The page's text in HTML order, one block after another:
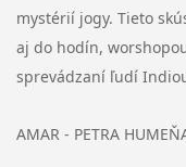
mystérií jogy. Tieto
aj do hodín,
sprevádzaní ľudí
AMAR - PETRA